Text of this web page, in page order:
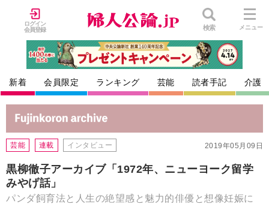
ログイン
会員登録
検索 メニュー
新着 会員限定 ランキング 芸能 読者手記 介護
2019年05月09日
芸能 連載 インタビュー
黒柳徹子アーカイブ「1972年、ニューヨーク留学
みやげ話」
パンダ飼育法と人生の絶望感と魅力的俳優と想像妊娠に